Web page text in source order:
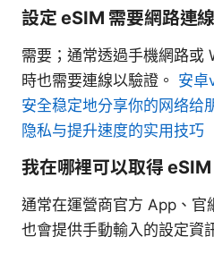
設定 eSIM 需要網路連
需要；通常透過手機網路或
時也需要連線以驗證。 安卓
安全稳定地分享你的网络
隐私与提升速度的实用技巧
我在哪裡可以取得
通常在運營商官方 App、官
也會提供手動輸入的設定資